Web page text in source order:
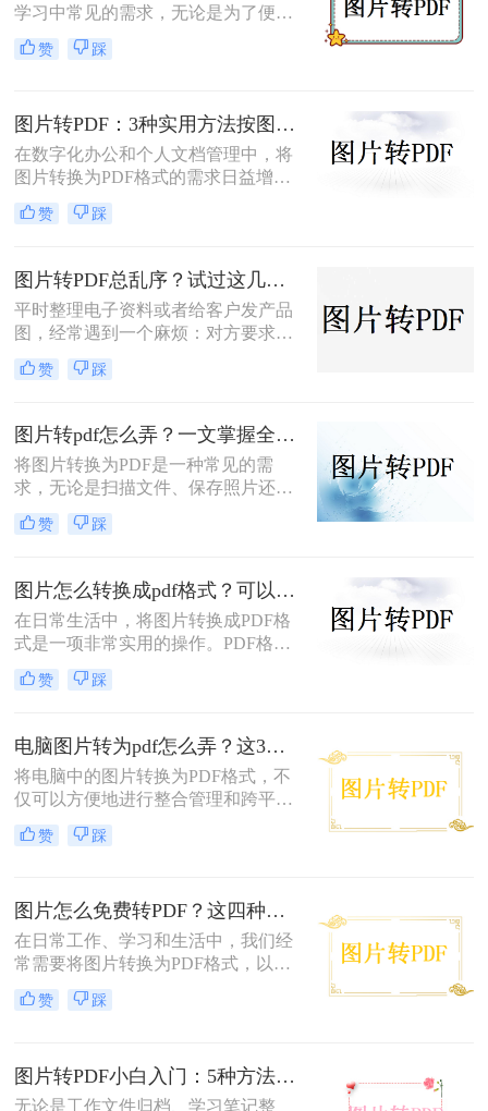
学习中常见的需求，无论是为了便于
分享、存储还是打印。那么图片转为
pdf怎么弄呢？本文将介绍几种常用的
赞 踩
图片转PDF：3种实用方法按图片格式（JPG/PNG/BMP）选！
在数字化办公和个人文档管理中，将
图片转换为PDF格式的需求日益增
长。PDF（Portable Document
Format）因其跨平台兼容性、不易变
享。那么如何把图片转换成PDF呢？
本文将介绍几种实用的方法来帮助您
完成图片到PDF的转换。
赞 踩
图片转PDF总乱序？试过这几个方法后顺手多了
平时整理电子资料或者给客户发产品
图，经常遇到一个麻烦：对方要求把
一堆零散的图片打包成一个完整的
PDF文件。如果一张张发过去，不仅
混。很多朋友一搜“图片转pdf怎么
弄”，出来一堆复杂的教程，其实只
要找对工具，这事儿非常简单。本文
就按大家最常用的场景（在线免安
装、批量处理、手机自带功能）整理
了几个亲测好用的办法，帮你轻松搞
赞 踩
图片转pdf怎么弄？一文掌握全平台方法！
将图片转换为PDF是一种常见的需
求，无论是扫描文件、保存照片还是
整理资料，PDF格式都能更好地保证
内容的完整性和兼容性。那么图片转
机、在线工具等多种转换方法，总有
一种适合你！
赞 踩
图片怎么转换成pdf格式？可以尝试这三种方法！
在日常生活中，将图片转换成PDF格
式是一项非常实用的操作。PDF格式
因其跨平台兼容性、格式固定性和易
于分享打印等特点，被广泛应用于各
怎么转换成pdf格式呢？本文将介绍三
种将图片转换成PDF格式的方法。
赞 踩
电脑图片转为pdf怎么弄？这3种方法值得尝试！
将电脑中的图片转换为PDF格式，不
仅可以方便地进行整合管理和跨平台
查看，还能有效保护图片的原始质量
和隐私信息。那么电脑图片转为pdf怎
片到PDF的转换。
赞 踩
图片怎么免费转PDF？这四种方法轻松搞定！
在日常工作、学习和生活中，我们经
常需要将图片转换为PDF格式，以便
于分享、打印或存档。PDF文件因其
跨平台兼容性、保持格式不变以及安
片转换为PDF，无需花费任何费用即
可轻松完成转换。那么图片怎么免费
赞 踩
图片转PDF小白入门：5种方法从最简单到最专业逐步升级！
无论是工作文件归档、学习笔记整